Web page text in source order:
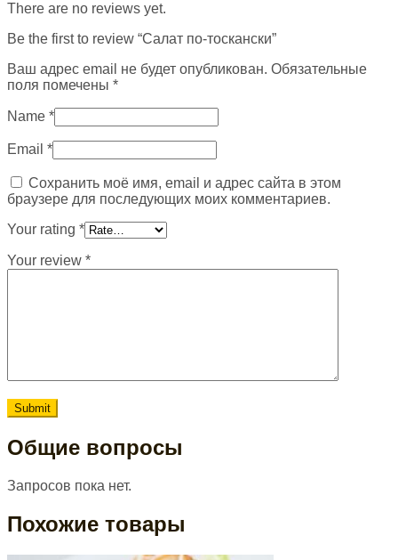
There are no reviews yet.
Be the first to review “Салат по-тоскански”
Ваш адрес email не будет опубликован. Обязательные
поля помечены *
Name *
Email *
Сохранить моё имя, email и адрес сайта в этом
браузере для последующих моих комментариев.
Your rating *
Your review *
Общие вопросы
Запросов пока нет.
Похожие товары